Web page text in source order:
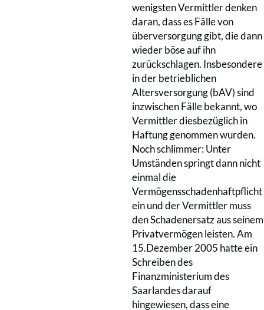
wenigsten Vermittler denken
daran, dass es Fälle von
überversorgung gibt, die dann
wieder böse auf ihn
zurückschlagen. Insbesondere
in der betrieblichen
Altersversorgung (bAV) sind
inzwischen Fälle bekannt, wo
Vermittler diesbezüglich in
Haftung genommen wurden.
Noch schlimmer: Unter
Umständen springt dann nicht
einmal die
Vermögensschadenhaftpflicht
ein und der Vermittler muss
den Schadenersatz aus seinem
Privatvermögen leisten. Am
15.Dezember 2005 hatte ein
Schreiben des
Finanzministerium des
Saarlandes darauf
hingewiesen, dass eine